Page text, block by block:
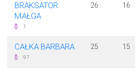
BRAKSATOR
MAŁGA
1
26 16
CAŁKA BARBARA
97
25 15